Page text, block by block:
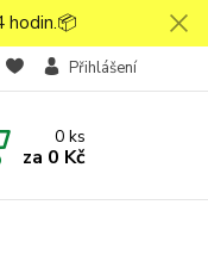
hodin.📦
Přihlášení
0ks
za 0 Kč